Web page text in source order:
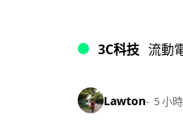
3C科技 流動
Lawton 5 小時